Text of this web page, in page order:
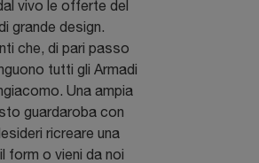
vivo le offerte del
grande design.
che, di pari passo
tutti gli Armadi
Una ampia
guardaroba con
ricreare una
form o vieni da noi